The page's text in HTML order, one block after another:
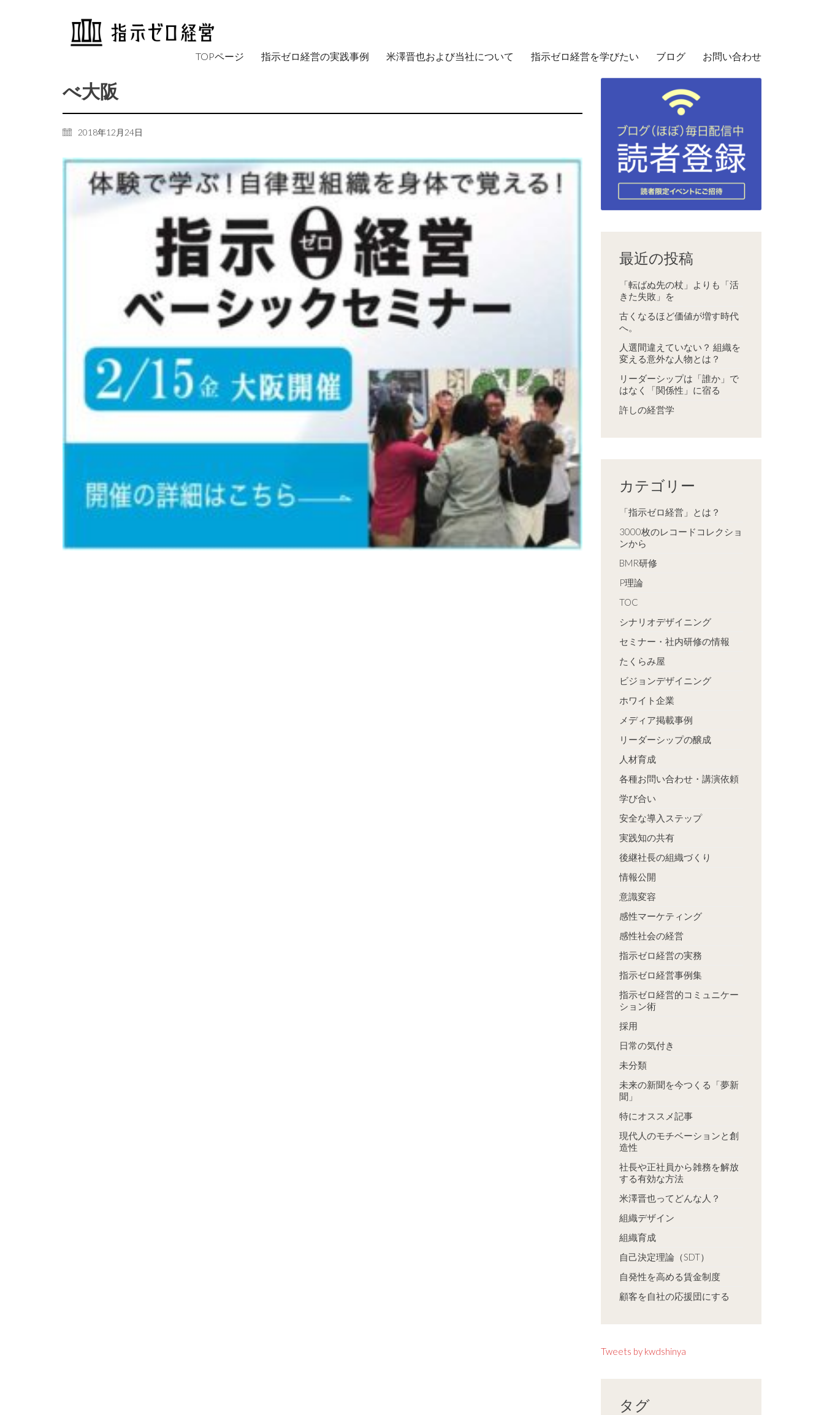
TOPページ 指示ゼロ経営の実践事例 米澤晋也および当社について 指示ゼロ経営を学びたい ブログ お問い合わせ
べ大阪
2018年12月24日
最近の投稿
「転ばぬ先の杖」よりも「活
きた失敗」を
古くなるほど価値が増す時代
へ。
人選間違えていない？ 組織を
変える意外な人物とは？
リーダーシップは「誰か」で
はなく「関係性」に宿る
許しの経営学
カテゴリー
「指示ゼロ経営」とは？
3000枚のレコードコレクショ
ンから
BMR研修
P理論
TOC
シナリオデザイニング
セミナー・社内研修の情報
たくらみ屋
ビジョンデザイニング
ホワイト企業
メディア掲載事例
リーダーシップの醸成
人材育成
各種お問い合わせ・講演依頼
学び合い
安全な導入ステップ
実践知の共有
後継社長の組織づくり
情報公開
意識変容
感性マーケティング
感性社会の経営
指示ゼロ経営の実務
指示ゼロ経営事例集
指示ゼロ経営的コミュニケー
ション術
採用
日常の気付き
未分類
未来の新聞を今つくる「夢新
聞」
特にオススメ記事
現代人のモチベーションと創
造性
社長や正社員から雑務を解放
する有効な方法
米澤晋也ってどんな人？
組織デザイン
組織育成
自己決定理論（SDT）
自発性を高める賃金制度
顧客を自社の応援団にする
Tweets by kwdshinya
タグ